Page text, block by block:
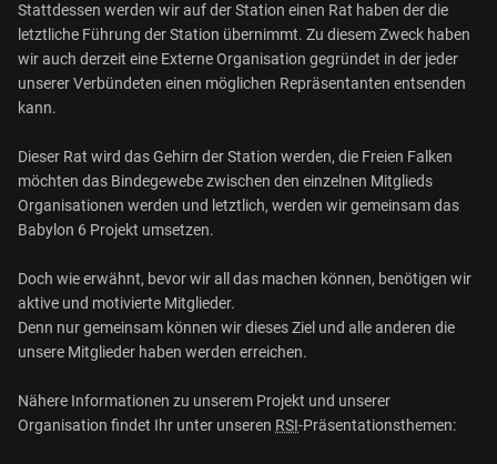
Stattdessen werden wir auf der Station einen Rat haben der die
letztliche Führung der Station übernimmt. Zu diesem Zweck haben
wir auch derzeit eine Externe Organisation gegründet in der jeder
unserer Verbündeten einen möglichen Repräsentanten entsenden
kann.
Dieser Rat wird das Gehirn der Station werden, die Freien Falken
möchten das Bindegewebe zwischen den einzelnen Mitglieds
Organisationen werden und letztlich, werden wir gemeinsam das
Babylon 6 Projekt umsetzen.
Doch wie erwähnt, bevor wir all das machen können, benötigen wir
aktive und motivierte Mitglieder.
Denn nur gemeinsam können wir dieses Ziel und alle anderen die
unsere Mitglieder haben werden erreichen.
Nähere Informationen zu unserem Projekt und unserer
Organisation findet Ihr unter unseren RSI-Präsentationsthemen: